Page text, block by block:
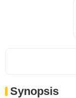
Synopsis